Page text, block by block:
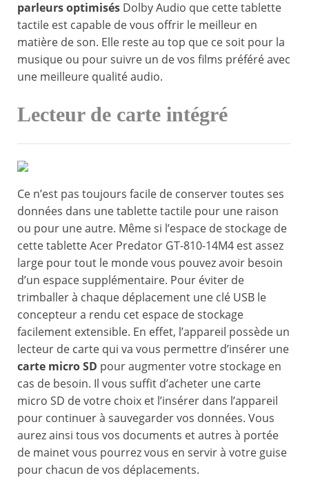
parleurs optimisés Dolby Audio que cette tablette
tactile est capable de vous offrir le meilleur en
matière de son. Elle reste au top que ce soit pour la
musique ou pour suivre un de vos films préféré avec
une meilleure qualité audio.
Lecteur de carte intégré
Ce n’est pas toujours facile de conserver toutes ses
données dans une tablette tactile pour une raison
ou pour une autre. Même si l’espace de stockage de
cette tablette Acer Predator GT-810-14M4 est assez
large pour tout le monde vous pouvez avoir besoin
d’un espace supplémentaire. Pour éviter de
trimballer à chaque déplacement une clé USB le
concepteur a rendu cet espace de stockage
facilement extensible. En effet, l’appareil possède un
lecteur de carte qui va vous permettre d’insérer une
carte micro SD pour augmenter votre stockage en
cas de besoin. Il vous suffit d’acheter une carte
micro SD de votre choix et l’insérer dans l’appareil
pour continuer à sauvegarder vos données. Vous
aurez ainsi tous vos documents et autres à portée
de mainet vous pourrez vous en servir à votre guise
pour chacun de vos déplacements.